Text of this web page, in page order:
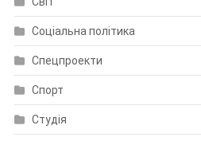
Соціальна політика
Спецпроекти
Спорт
Студія